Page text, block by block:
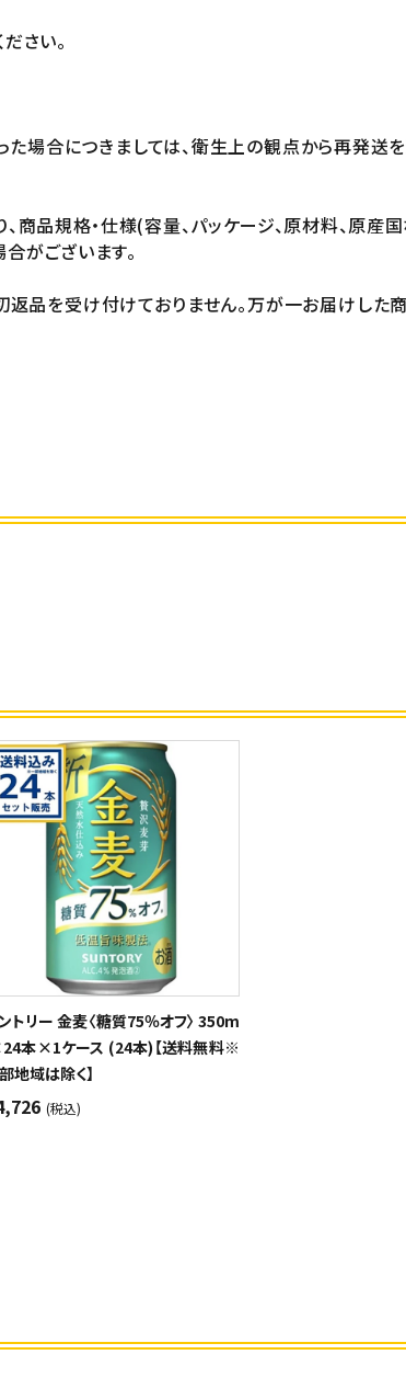
さい。
場合につきましては、衛生上の観点から再発送を
商品規格・仕様(容量、パッケージ、原材料、原産
がございます。
返品を受け付けておりません。万が一お届けし
トリー 金麦〈糖質75％オフ〉 350m
本×1ケース (24本)【送料無料※
地域は除く】
(税込)